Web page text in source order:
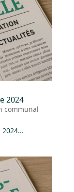
2024
communal
2024...